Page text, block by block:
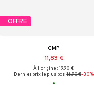
OFFRE
CMP
11,83 €
À l'origine : 19,90 €
Dernier prix le plus bas :16,90 €-30%